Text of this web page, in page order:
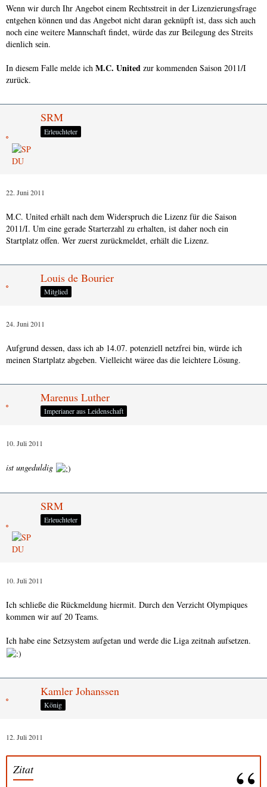
Wenn wir durch Ihr Angebot einem Rechtsstreit in der Lizenzierungsfrage
entgehen können und das Angebot nicht daran geknüpft ist, dass sich auch
noch eine weitere Mannschaft findet, würde das zur Beilegung des Streits
dienlich sein.
In diesem Falle melde ich M.C. United zur kommenden Saison 2011/I
zurück.
SRM
Erleuchteter
22. Juni 2011
M.C. United erhält nach dem Widerspruch die Lizenz für die Saison
2011/I. Um eine gerade Starterzahl zu erhalten, ist daher noch ein
Startplatz offen. Wer zuerst zurückmeldet, erhält die Lizenz.
Louis de Bourier
Mitglied
24. Juni 2011
Aufgrund dessen, dass ich ab 14.07. potenziell netzfrei bin, würde ich
meinen Startplatz abgeben. Vielleicht wäree das die leichtere Lösung.
Marenus Luther
Imperianer aus Leidenschaft
10. Juli 2011
ist ungeduldig
SRM
Erleuchteter
10. Juli 2011
Ich schließe die Rückmeldung hiermit. Durch den Verzicht Olympiques
kommen wir auf 20 Teams.
Ich habe eine Setzsystem aufgetan und werde die Liga zeitnah aufsetzen.
Kamler Johanssen
König
12. Juli 2011
Zitat